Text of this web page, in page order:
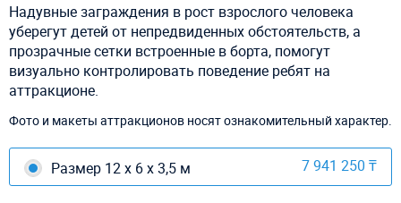
Надувные заграждения в рост взрослого человека
уберегут детей от непредвиденных обстоятельств, а
прозрачные сетки встроенные в борта, помогут
визуально контролировать поведение ребят на
аттракционе.
Фото и макеты аттракционов носят ознакомительный характер.
Размер 12 х 6 х 3,5 м 7 941 250 ₸